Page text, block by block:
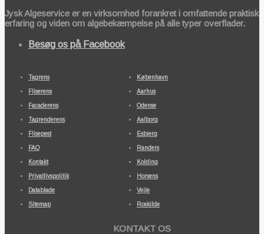
Jysk Algeservice er en virksomhed forankret i omfattende praktisk
erfaring og viden om algebekæmpelse på alle typer overflader.
Besøg os på Facebook
Tagrens
Fliserens
Facaderens
Tagrenderens
Flisepest
FAQ
Kontakt
Privatlivspolitik
Datablade
Sitemap
København
Aarhus
Odense
Aalborg
Esbjerg
Randers
Kolding
Horsens
Vejle
Roskilde
KONTAKT OS